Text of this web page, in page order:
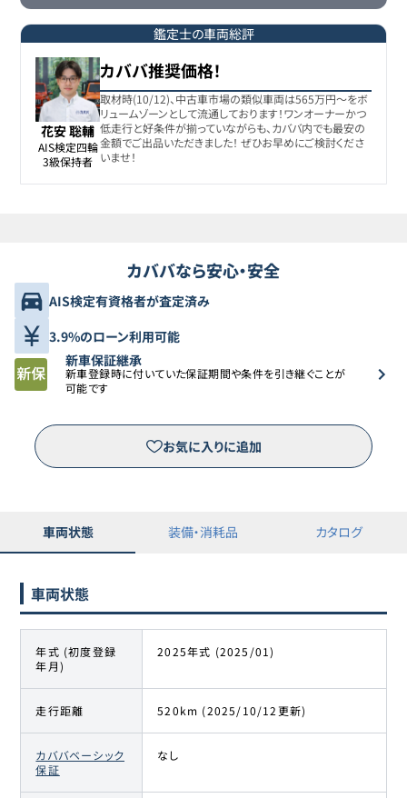
7 シビックタイプR 591.7万円 571.7万円
8
ホンダ
シビックタイプR 592.6万円 573万円
9
ホンダ
シビックタイプR 592.7万円 573.7万円
ホンダ
595.8万円
12
ホンダ
シビックタイプR
14 シビックタイプR 596.7万円 575.7万円
15 シビックタイプR 597.8万円 585.8万円
16 シビックタイプR
17
ホンダ
シビックタイプR 598万円
18 598万円
19
鑑定士の車両総評
花安 聡輔
AIS検定四輪
3級保持者
カババ推奨価格！
取材時(10/12)、中古車市場の類似車両は565万円〜をボ
リュームゾーンとして流通しております！ワンオーナーかつ
低走行と好条件が揃っていながらも、カババ内でも最安の
金額でご出品いただきました！ ぜひお早めにご検討くださ
いませ！
カババなら安心・安全
AIS検定有資格者が査定済み
3.9%のローン利用可能
新車保証継承
新車登録時に付いていた保証期間や条件を引き継ぐことが
可能です
お気に入りに追加
車両状態 装備・消耗品 カタログ
車両状態
年式 (初度登録
年月)
2025年式 (2025/01)
走行距離 520km (2025/10/12更新)
カババベーシック
保証
なし